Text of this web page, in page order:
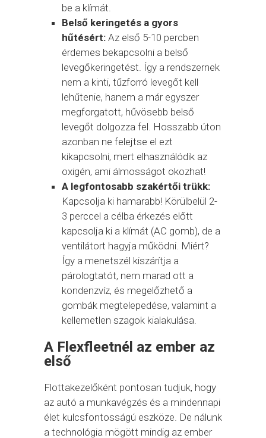
be a klímát.
Belső keringetés a gyors
hűtésért: Az első 5-10 percben
érdemes bekapcsolni a belső
levegőkeringetést. Így a rendszernek
nem a kinti, tűzforró levegőt kell
lehűtenie, hanem a már egyszer
megforgatott, hűvösebb belső
levegőt dolgozza fel. Hosszabb úton
azonban ne felejtse el ezt
kikapcsolni, mert elhasználódik az
oxigén, ami álmosságot okozhat!
A legfontosabb szakértői trükk:
Kapcsolja ki hamarabb! Körülbelül 2-
3 perccel a célba érkezés előtt
kapcsolja ki a klímát (AC gomb), de a
ventilátort hagyja működni. Miért?
Így a menetszél kiszárítja a
párologtatót, nem marad ott a
kondenzvíz, és megelőzhető a
gombák megtelepedése, valamint a
kellemetlen szagok kialakulása.
A Flexfleetnél az ember az
első
Flottakezelőként pontosan tudjuk, hogy
az autó a munkavégzés és a mindennapi
élet kulcsfontosságú eszköze. De nálunk
a technológia mögött mindig az ember